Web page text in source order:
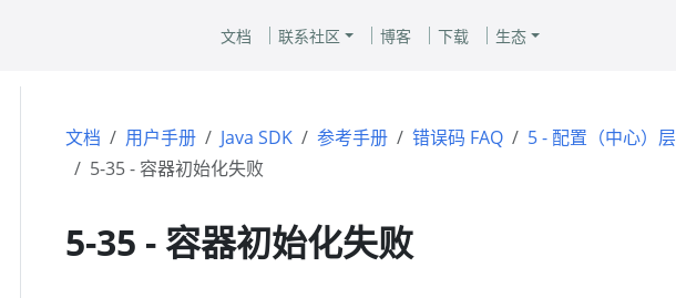
文档 联系社区 博客 下载 生态
文档 用户手册 Java SDK 参考手册 错误码 FAQ
5 - 配置（中心）层
5-35 - 容器初始化失败
5-35 - 容器初始化失败